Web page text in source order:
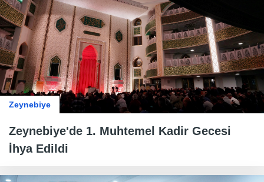
Zeynebiye
Zeynebiye'de 1. Muhtemel Kadir Gecesi
İhya Edildi